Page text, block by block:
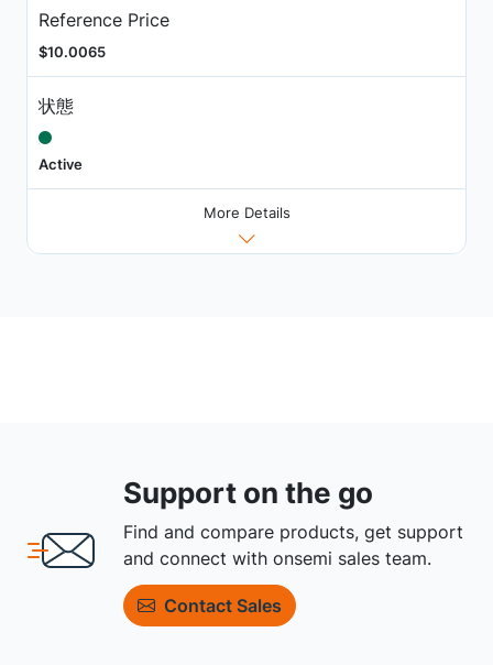
Reference Price
$10.0065
状態
Active
More Details
Support on the go
Find and compare products, get support
and connect with onsemi sales team.
Contact Sales